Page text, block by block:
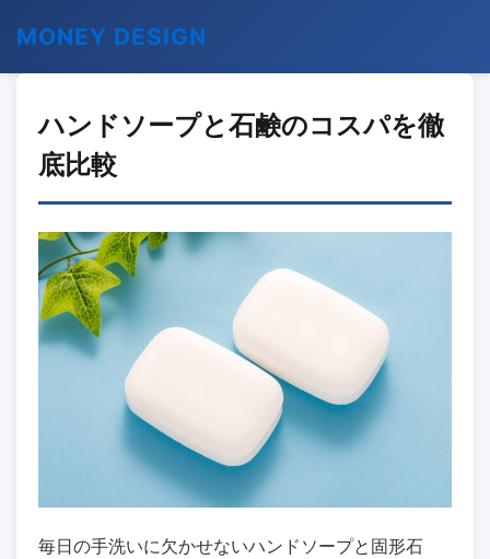
MONEY DESIGN
ハンドソープと石鹸のコスパを徹
底比較
毎日の手洗いに欠かせないハンドソープと固形石